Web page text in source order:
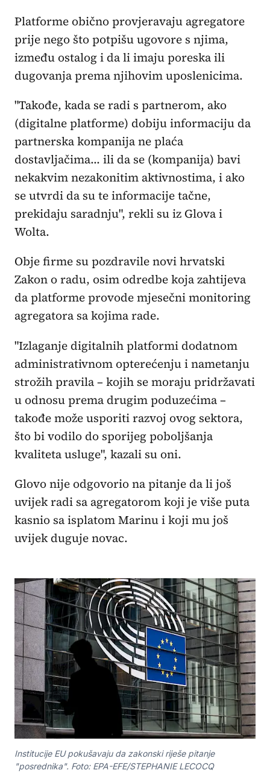
Platforme obično provjeravaju agregatore
prije nego što potpišu ugovore s njima,
između ostalog i da li imaju poreska ili
dugovanja prema njihovim uposlenicima.
"Takođe, kada se radi s partnerom, ako
(digitalne platforme) dobiju informaciju da
partnerska kompanija ne plaća
dostavljačima… ili da se (kompanija) bavi
nekakvim nezakonitim aktivnostima, i ako
se utvrdi da su te informacije tačne,
prekidaju saradnju", rekli su iz Glova i
Wolta.
Obje firme su pozdravile novi hrvatski
Zakon o radu, osim odredbe koja zahtijeva
da platforme provode mjesečni monitoring
agregatora sa kojima rade.
"Izlaganje digitalnih platformi dodatnom
administrativnom opterećenju i nametanju
strožih pravila – kojih se moraju pridržavati
u odnosu prema drugim poduzećima –
takođe može usporiti razvoj ovog sektora,
što bi vodilo do sporijeg poboljšanja
kvaliteta usluge", kazali su oni.
Glovo nije odgovorio na pitanje da li još
uvijek radi sa agregatorom koji je više puta
kasnio sa isplatom Marinu i koji mu još
uvijek duguje novac.
Institucije EU pokušavaju da zakonski riješe pitanje
"posrednika". Foto: EPA-EFE/STEPHANIE LECOCQ